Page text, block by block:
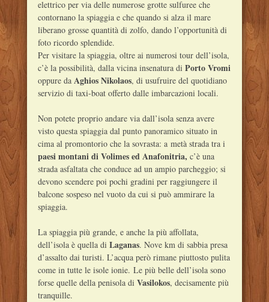
elettrico per via delle numerose grotte sulfuree che
contornano la spiaggia e che quando si alza il mare
liberano grosse quantità di zolfo, dando l’opportunità di
foto ricordo splendide.
Per visitare la spiaggia, oltre ai numerosi tour dell’isola,
c’è la possibilità, dalla vicina insenatura di Porto Vromi
oppure da Aghios Nikolaos, di usufruire del quotidiano
servizio di taxi-boat offerto dalle imbarcazioni locali.
Non potete proprio andare via dall’isola senza avere
visto questa spiaggia dal punto panoramico situato in
cima al promontorio che la sovrasta: a metà strada tra i
paesi montani di Volimes ed Anafonitria, c’è una
strada asfaltata che conduce ad un ampio parcheggio; si
devono scendere poi pochi gradini per raggiungere il
balcone sospeso nel vuoto da cui si può ammirare la
spiaggia.
La spiaggia più grande, e anche la più affollata,
dell’isola è quella di Laganas. Nove km di sabbia presa
d’assalto dai turisti. L’acqua però rimane piuttosto pulita
come in tutte le isole ionie. Le più belle dell’isola sono
forse quelle della penisola di Vasilokos, decisamente più
tranquille.